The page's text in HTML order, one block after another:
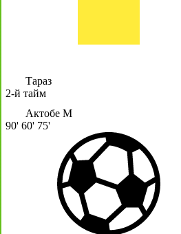
Тараз
2-й тайм
Актобе М
90' 60' 75'